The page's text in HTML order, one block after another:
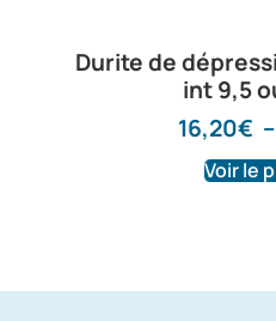
Durite de
int 9,5
16,20€ –
Voir le